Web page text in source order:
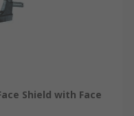
ฟซชีลด์
อย่างยิ่งในการ
าหกรรม ตั้งแต่ภาค
ตัวอย่างเช่น
Shield with Face